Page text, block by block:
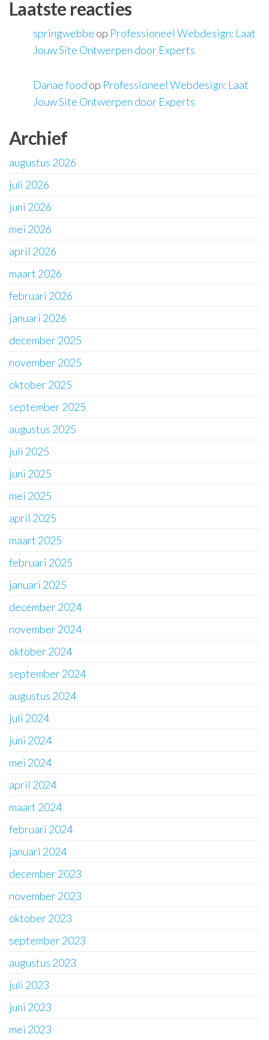
Laatste reacties
springwebbe op Professioneel Webdesign: Laat
Jouw Site Ontwerpen door Experts
Danae food op Professioneel Webdesign: Laat
Jouw Site Ontwerpen door Experts
Archief
augustus 2026
juli 2026
juni 2026
mei 2026
april 2026
maart 2026
februari 2026
januari 2026
december 2025
november 2025
oktober 2025
september 2025
augustus 2025
juli 2025
juni 2025
mei 2025
april 2025
maart 2025
februari 2025
januari 2025
december 2024
november 2024
oktober 2024
september 2024
augustus 2024
juli 2024
juni 2024
mei 2024
april 2024
maart 2024
februari 2024
januari 2024
december 2023
november 2023
oktober 2023
september 2023
augustus 2023
juli 2023
juni 2023
mei 2023